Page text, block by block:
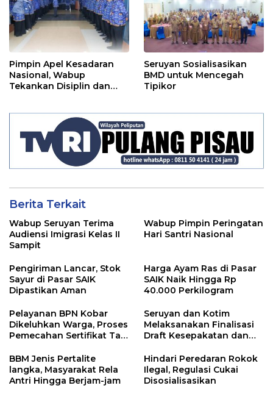
Pimpin Apel Kesadaran
Nasional, Wabup
Tekankan Disiplin dan
Seruyan Sosialisasikan
BMD untuk Mencegah
Tipikor
Berita Terkait
Wabup Seruyan Terima
Audiensi Imigrasi Kelas II
Sampit
Wabup Pimpin Peringatan
Hari Santri Nasional
Pengiriman Lancar, Stok
Sayur di Pasar SAIK
Dipastikan Aman
Harga Ayam Ras di Pasar
SAIK Naik Hingga Rp
40.000 Perkilogram
Pelayanan BPN Kobar
Dikeluhkan Warga, Proses
Pemecahan Sertifikat Tak
Seruyan dan Kotim
Melaksanakan Finalisasi
Draft Kesepakatan dan
BBM Jenis Pertalite
langka, Masyarakat Rela
Antri Hingga Berjam-jam
Hindari Peredaran Rokok
Ilegal, Regulasi Cukai
Disosialisasikan